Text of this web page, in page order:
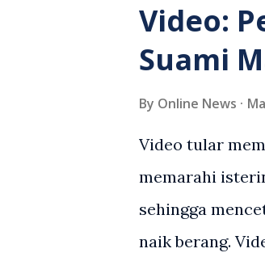
Video:
Suami
By Online News
Video tular
memarahi
sehingga
naik berang.